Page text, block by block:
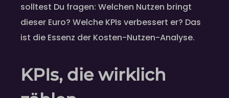
solltest Du fragen: Welchen Nutzen bringt
dieser Euro? Welche KPIs verbessert er? Das
ist die Essenz der Kosten-Nutzen-Analyse.
KPIs, die wirklich